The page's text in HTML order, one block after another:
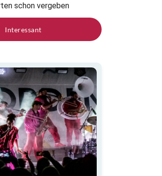
schon vergeben
Interessant